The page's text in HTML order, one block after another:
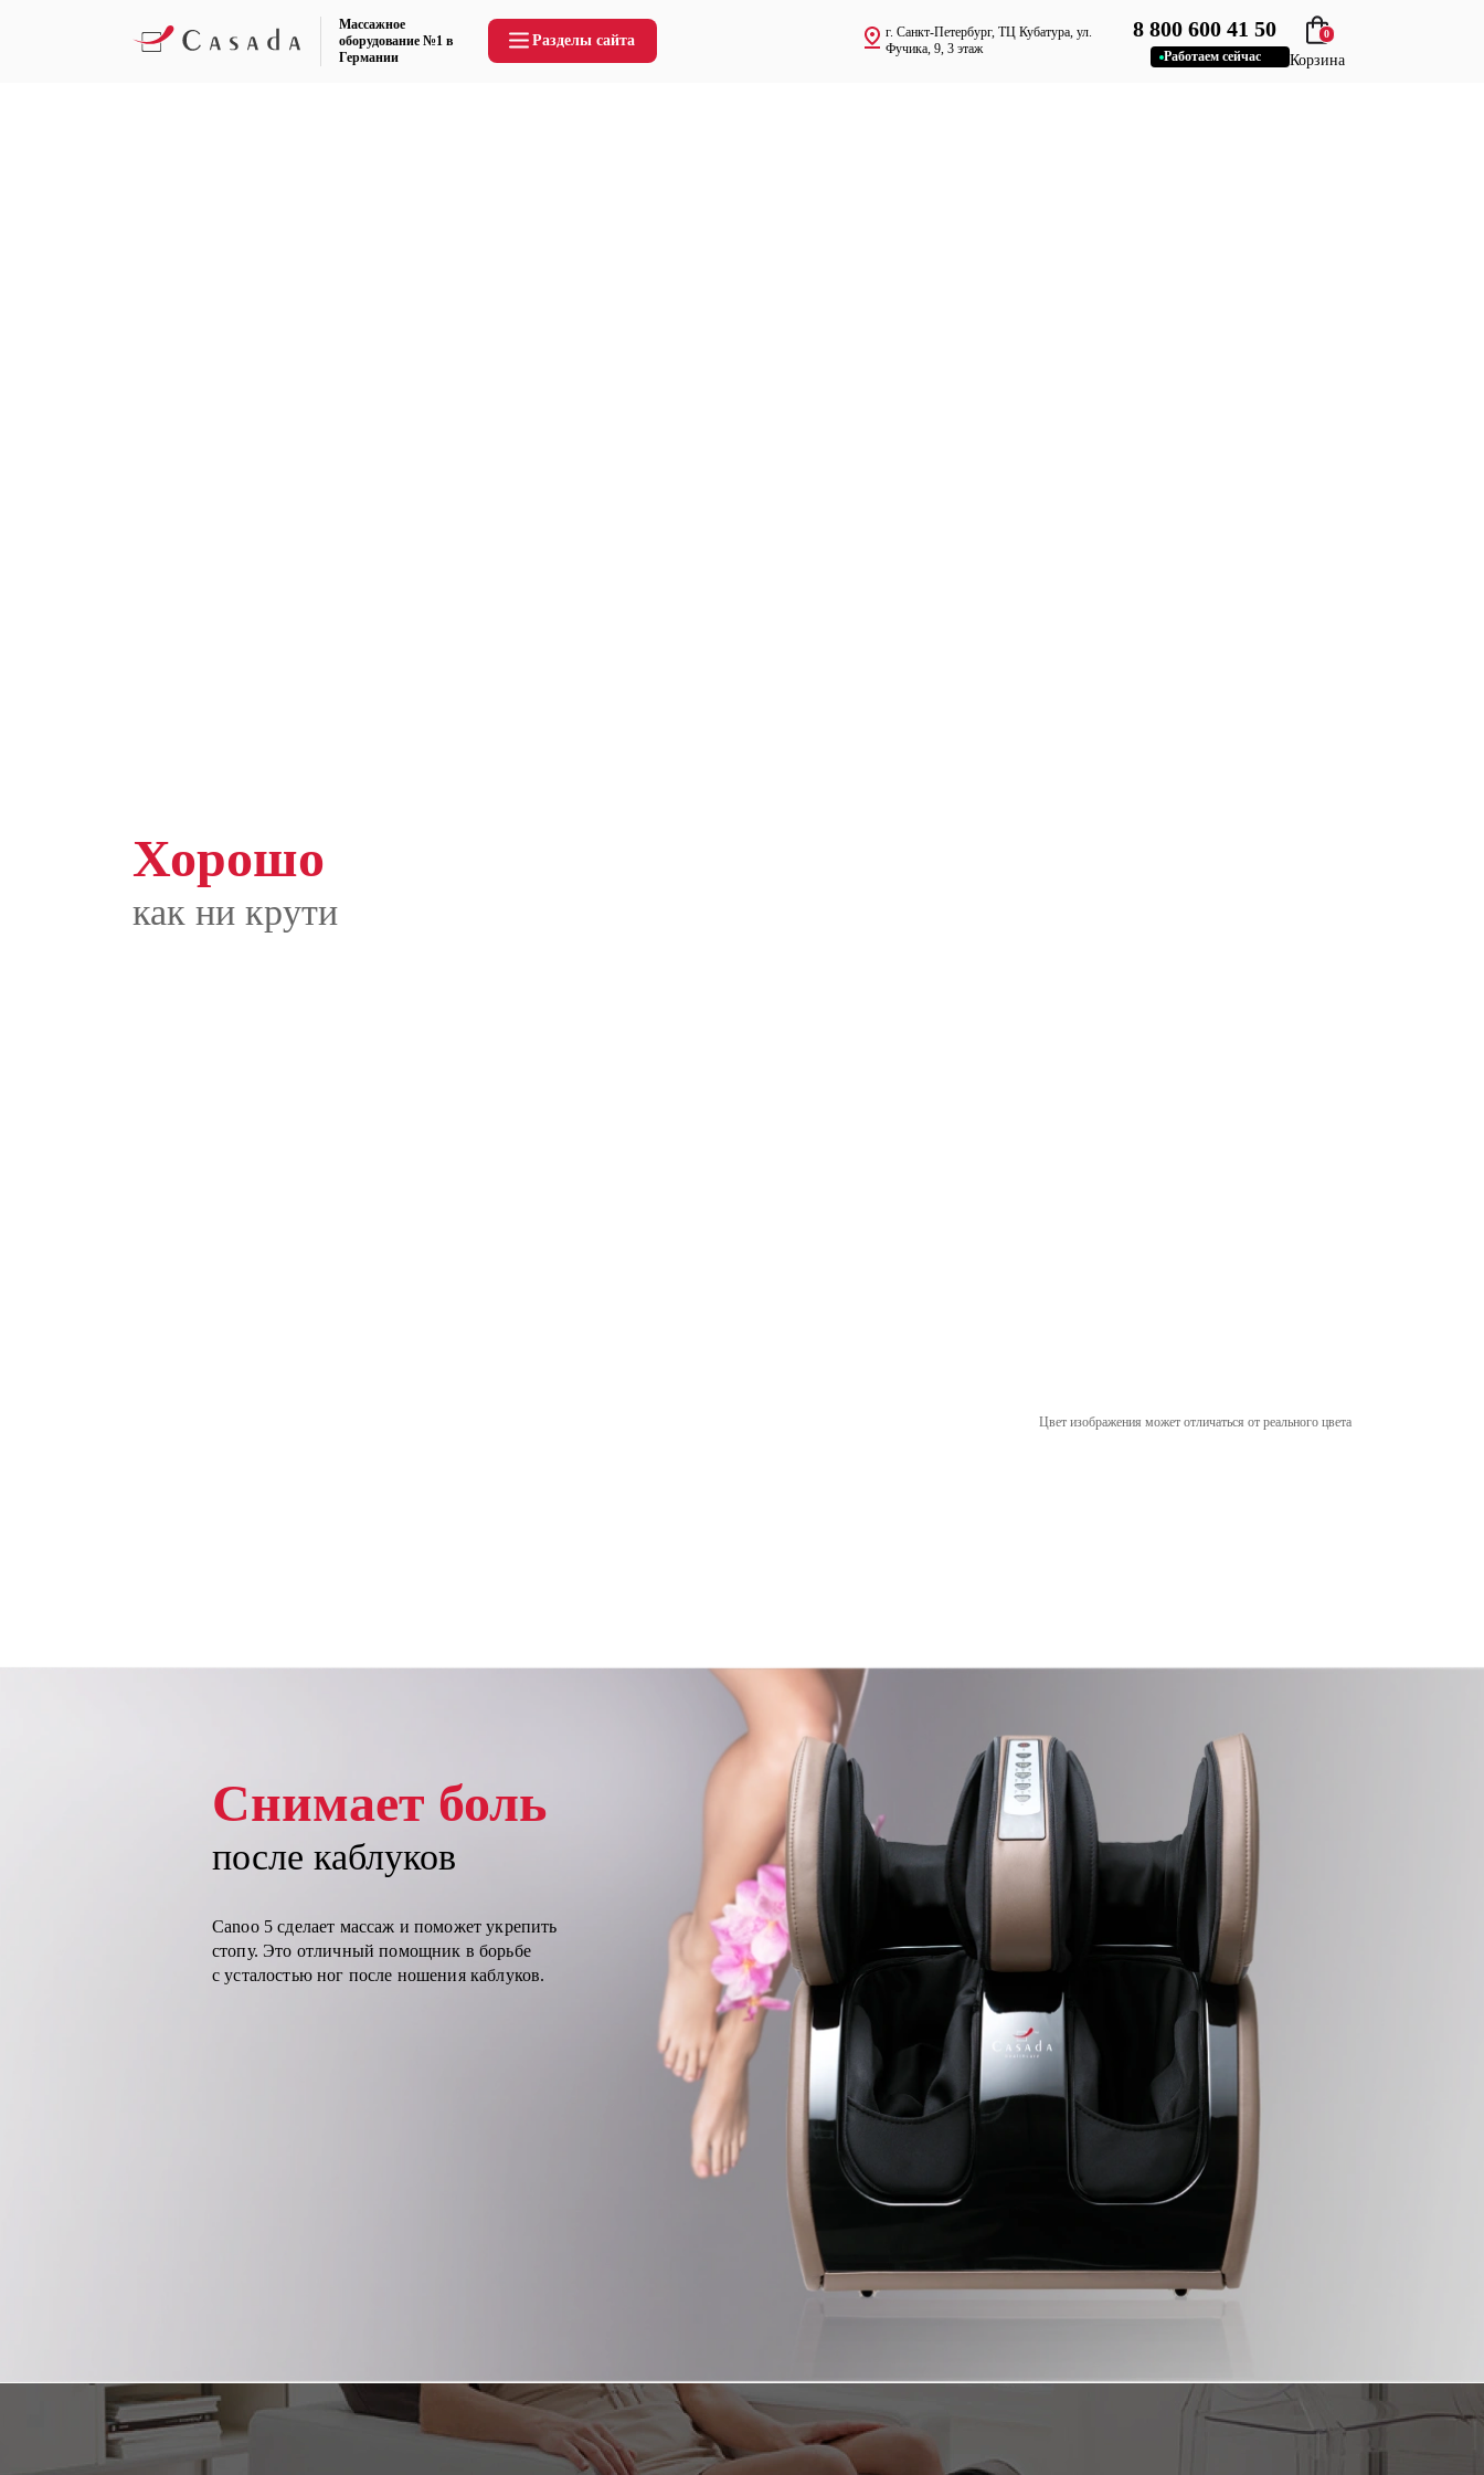
Массажное
оборудование №1 в
Германии
Разделы сайта
г. Санкт-Петербург, ТЦ Кубатура, ул.
Фучика, 9, 3 этаж
8 800 600 41 50
Работаем сейчас
0
Корзина
Хорошо
как ни крути
Цвет изображения может отличаться от реального цвета
Снимает боль
после каблуков
Canoo 5 сделает массаж и поможет укрепить
стопу. Это отличный помощник в борьбе
с усталостью ног после ношения каблуков.